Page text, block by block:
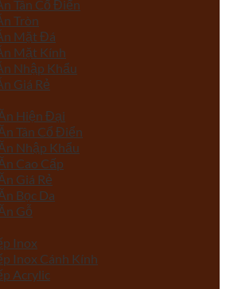
Tân Cổ Điển
Tròn
Mặt Đá
Mặt Kính
Nhập Khẩu
Giá Rẻ
Hiện Đại
Tân Cổ Điển
Nhập Khẩu
Cao Cấp
Giá Rẻ
Bọc Da
Gỗ
Inox
Inox Cánh Kính
Acrylic